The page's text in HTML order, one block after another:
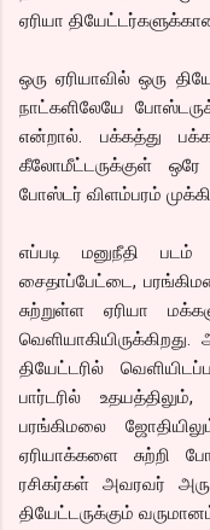
ஏரியா
ஒரு ஏரியாவில் ஒரு
நாட்களிலேயே
என்றால். பக்கத்து
கீலோமீட்டருக்குள்
போஸ்டர் விளம்பரம்
எப்படி மனுநீதி
சைதாப்பேட்டை,
சுற்றுள்ள ஏரியா
தியேட்டரில்
பார்டரில்
பரங்கிமலை
ஏரியாக்களை சுற்றி
ரசிகர்கள் அவரவர்
தியேட்டருக்கும்